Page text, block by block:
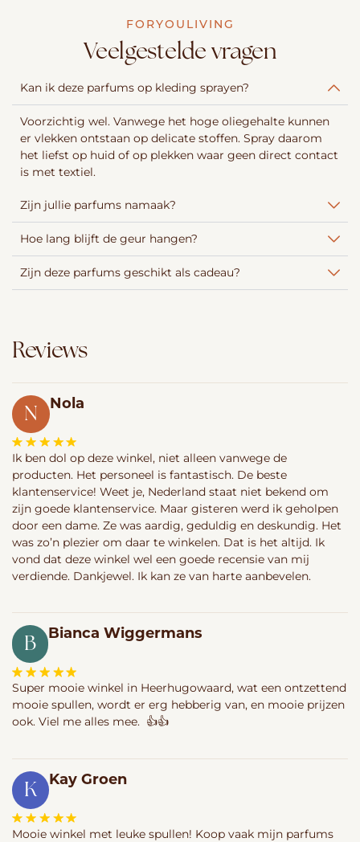
FORYOULIVING
Veelgestelde vragen
Kan ik deze parfums op kleding sprayen?
Voorzichtig wel. Vanwege het hoge oliegehalte kunnen
er vlekken ontstaan op delicate stoffen. Spray daarom
het liefst op huid of op plekken waar geen direct contact
is met textiel.
Zijn jullie parfums namaak?
Hoe lang blijft de geur hangen?
Zijn deze parfums geschikt als cadeau?
Reviews
N Nola
Ik ben dol op deze winkel, niet alleen vanwege de
producten. Het personeel is fantastisch. De beste
klantenservice! Weet je, Nederland staat niet bekend om
zijn goede klantenservice. Maar gisteren werd ik geholpen
door een dame. Ze was aardig, geduldig en deskundig. Het
was zo’n plezier om daar te winkelen. Dat is het altijd. Ik
vond dat deze winkel wel een goede recensie van mij
verdiende. Dankjewel. Ik kan ze van harte aanbevelen.
B Bianca Wiggermans
Super mooie winkel in Heerhugowaard, wat een ontzettend
mooie spullen, wordt er erg hebberig van, en mooie prijzen
ook. Viel me alles mee. 👍👍
K Kay Groen
Mooie winkel met leuke spullen! Koop vaak mijn parfums